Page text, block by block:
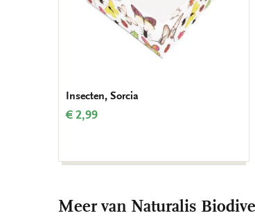
Insecten, Sorcia
€ 2,99
Meer van Naturalis